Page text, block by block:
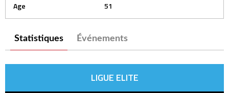
Age
51
Statistiques Événements
LIGUE ELITE